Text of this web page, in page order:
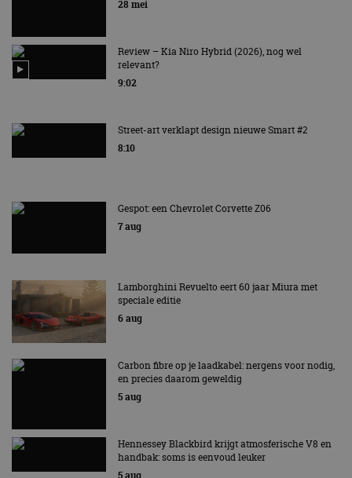
28 mei
Review – Kia Niro Hybrid (2026), nog wel
relevant?
9:02
Street-art verklapt design nieuwe Smart #2
8:10
Gespot: een Chevrolet Corvette Z06
7 aug
Lamborghini Revuelto eert 60 jaar Miura met
speciale editie
6 aug
Carbon fibre op je laadkabel: nergens voor nodig,
en precies daarom geweldig
5 aug
Hennessey Blackbird krijgt atmosferische V8 en
handbak: soms is eenvoud leuker